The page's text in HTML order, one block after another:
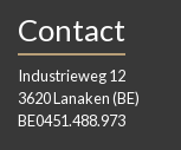
Contact
Industrieweg 12
3620 Lanaken (BE)
BE0451.488.973